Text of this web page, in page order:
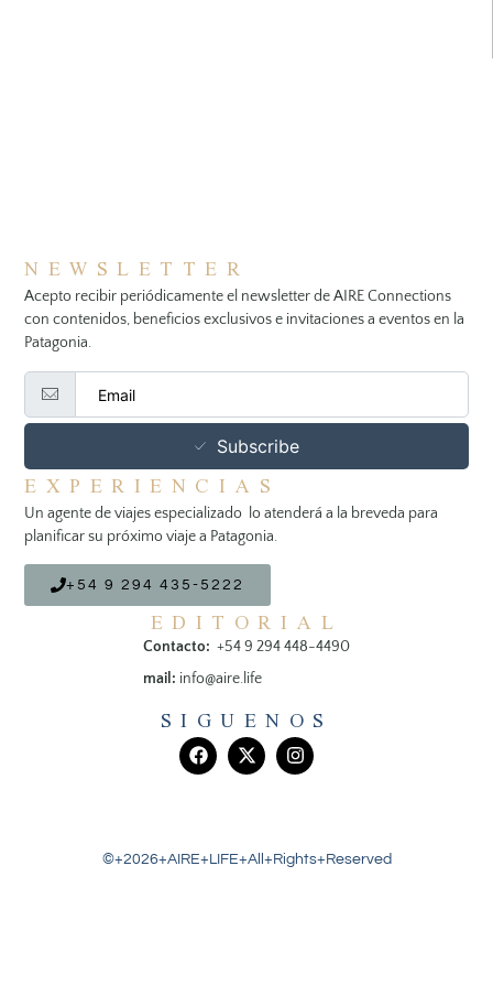
NEWSLETTER
Acepto recibir periódicamente el newsletter de AIRE Connections
con contenidos, beneficios exclusivos e invitaciones a eventos en la
Patagonia.
Subscribe
EXPERIENCIAS
Un agente de viajes especializado lo atenderá a la breveda para
planificar su próximo viaje a Patagonia.
+54 9 294 435-5222
EDITORIAL
Contacto: +54 9 294 448-4490
mail: info@aire.life
SIGUENOS
©+2026+AIRE+LIFE+All+Rights+Reserved